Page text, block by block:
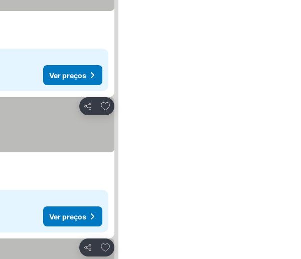
Ver preços
Partilhar
Adicionar aos favoritos
Ver preços
Partilhar
Adicionar aos favoritos